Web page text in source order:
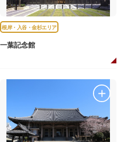
根岸・入谷・金杉エリア
一葉記念館